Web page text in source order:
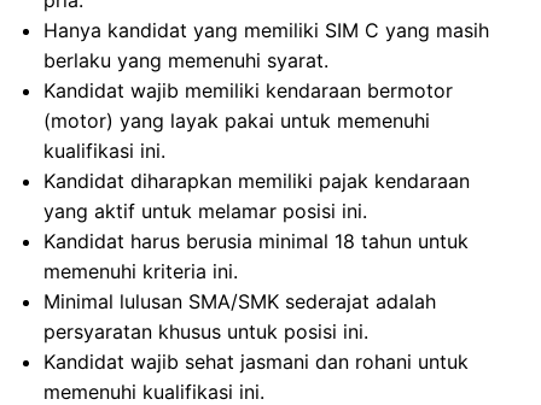
Hanya kandidat yang memiliki SIM C yang masih
berlaku yang memenuhi syarat.
Kandidat wajib memiliki kendaraan bermotor
(motor) yang layak pakai untuk memenuhi
kualifikasi ini.
Kandidat diharapkan memiliki pajak kendaraan
yang aktif untuk melamar posisi ini.
Kandidat harus berusia minimal 18 tahun untuk
memenuhi kriteria ini.
Minimal lulusan SMA/SMK sederajat adalah
persyaratan khusus untuk posisi ini.
Kandidat wajib sehat jasmani dan rohani untuk
memenuhi kualifikasi ini.